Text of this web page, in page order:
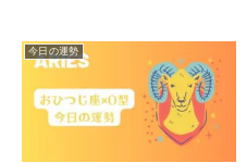
今日の運勢